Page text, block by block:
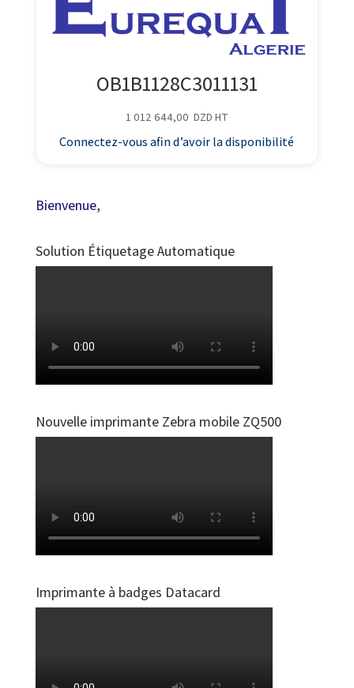
OB1B1128C3011131
1 012 644,00 DZD HT
Connectez-vous afin d’avoir la disponibilité
Bienvenue,
Solution Étiquetage Automatique
Nouvelle imprimante Zebra mobile ZQ500
Imprimante à badges Datacard